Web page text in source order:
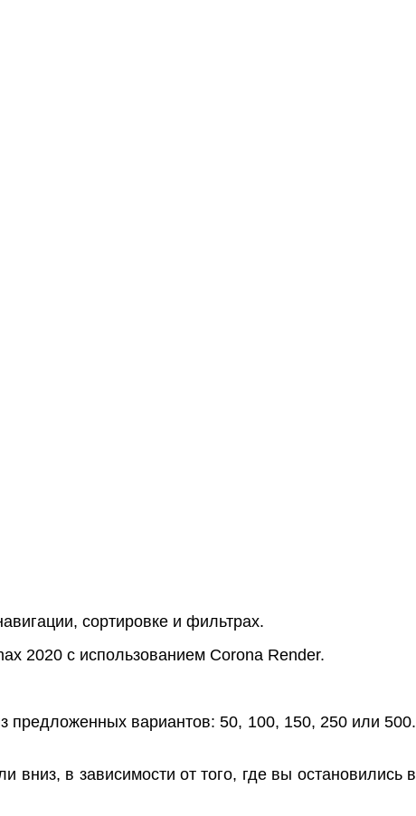
сортировке и фильтрах.
2020 с использованием Corona Render.
предложенных вариантов: 50, 100, 150, 250 или 500.
вниз, в зависимости от того, где вы остановились в